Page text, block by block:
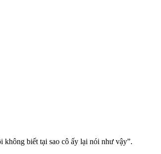
biết tại sao cô ấy lại nói như vậy”.